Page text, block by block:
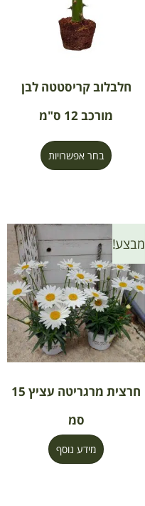
חלבלוב קריסטטה לבן
מורכב 12 ס"מ
בחר אפשרויות
מבצע!
חרצית מרגריטה עציץ 15
סמ
מידע נוסף